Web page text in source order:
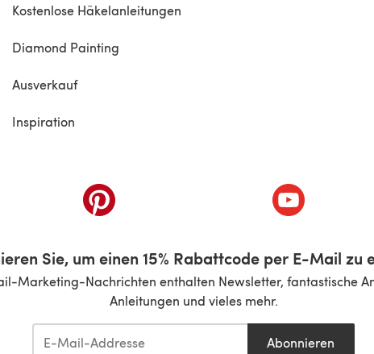
Kostenlose Häkelanleitungen
Diamond Painting
Ausverkauf
Inspiration
neuen Tab)(öffnet sich in einem neuen Tab)(öffnet sich in
Sie, um einen 15% Rabattcode per E-Mail zu
Marketing-Nachrichten enthalten Newsletter, fantastische
Anleitungen und vieles mehr.
Abonnieren